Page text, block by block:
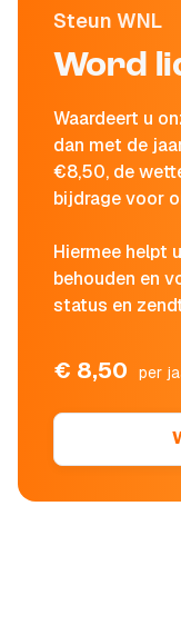
Steun WNL
Word
Waardeert u
dan met de
€8,50, de
bijdrage voor
Hiermee helpt
behouden en
status en
€ 8,50 per